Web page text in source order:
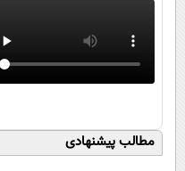
مطالب پیشنهادی